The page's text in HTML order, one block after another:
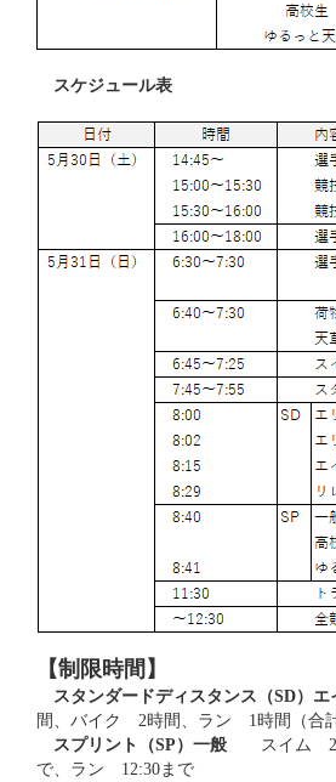
スケジュール表
【制限時間】
スタンダードディスタンス（SD）エ
間、バイク 2時間、ラン 1時間（合計
スプリント（SP）一般 スイム 20
で、ラン 12:30まで